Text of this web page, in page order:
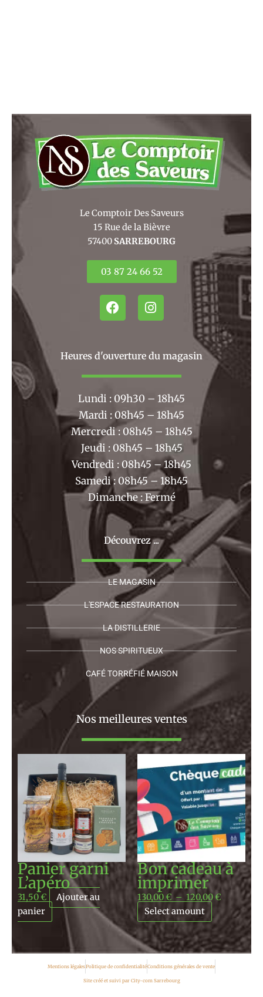
Le Comptoir Des Saveurs
15 Rue de la Bièvre
57400 SARREBOURG
03 87 24 66 52
F
a
b
o
k
I
n
a
r
m
Heures d'ouverture du magasin
Lundi : 09h30 – 18h45
Mardi : 08h45 – 18h45
Mercredi : 08h45 – 18h45
Jeudi : 08h45 – 18h45
Vendredi : 08h45 – 18h45
Samedi : 08h45 – 18h45
Dimanche : Fermé
Découvrez ...
LE MAGASIN
L'ESPACE RESTAURATION
LA DISTILLERIE
NOS SPIRITUEUX
CAFÉ TORRÉFIÉ MAISON
Nos meilleures ventes
Panier garni
L’apéro
31,50€
Ajouter au
panier
Bon cadeau à
imprimer
130,00€ – 120,00€
Plage
de
prix :
130,00 €
à
120,00 €
Select amount
Mentions légalesPolitique de confidentialitéConditions générales de vente
Site créé et suivi par City-com Sarrebourg